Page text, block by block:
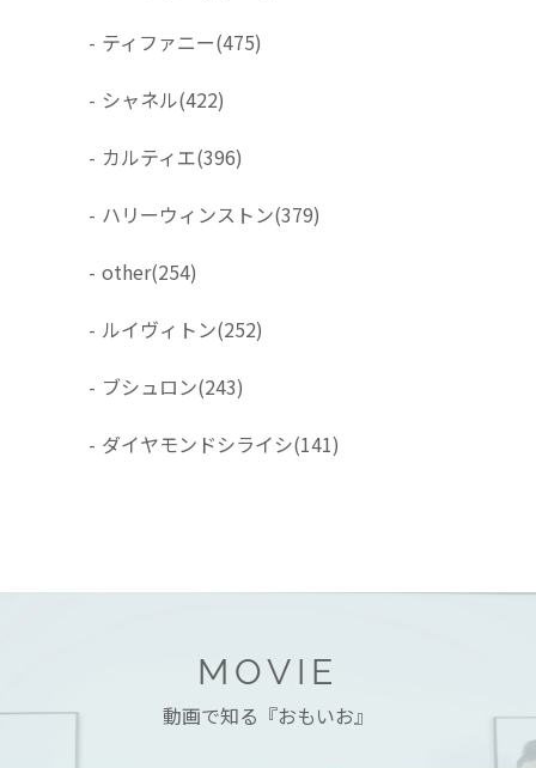
- ティファニー(475)
- シャネル(422)
- カルティエ(396)
- ハリーウィンストン(379)
- other(254)
- ルイヴィトン(252)
- ブシュロン(243)
- ダイヤモンドシライシ(141)
MOVIE
動画で知る『おもいお』